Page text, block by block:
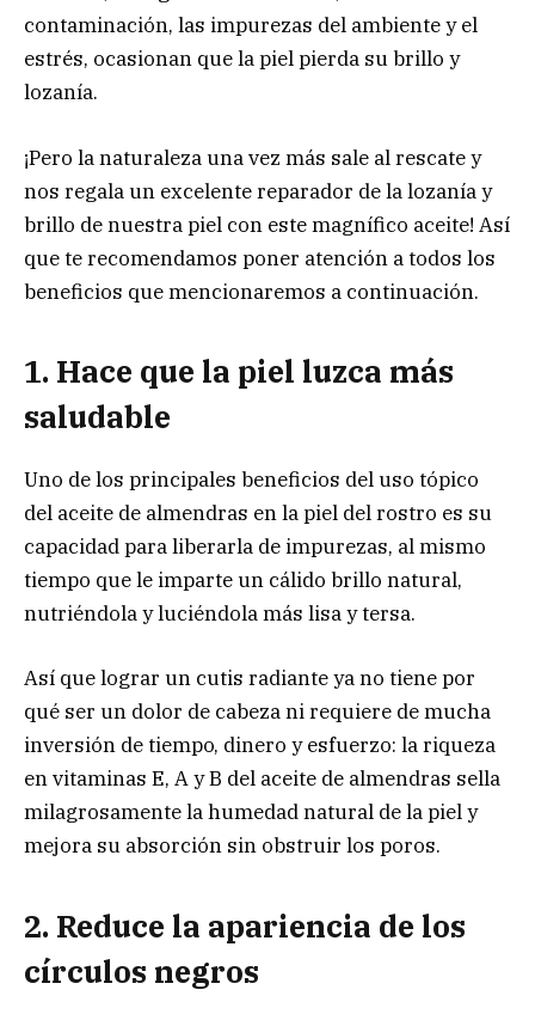
contaminación, las impurezas del ambiente y el
estrés, ocasionan que la piel pierda su brillo y
lozanía.
¡Pero la naturaleza una vez más sale al rescate y
nos regala un excelente reparador de la lozanía y
brillo de nuestra piel con este magnífico aceite! Así
que te recomendamos poner atención a todos los
beneficios que mencionaremos a continuación.
1. Hace que la piel luzca más
saludable
Uno de los principales beneficios del uso tópico
del aceite de almendras en la piel del rostro es su
capacidad para liberarla de impurezas, al mismo
tiempo que le imparte un cálido brillo natural,
nutriéndola y luciéndola más lisa y tersa.
Así que lograr un cutis radiante ya no tiene por
qué ser un dolor de cabeza ni requiere de mucha
inversión de tiempo, dinero y esfuerzo: la riqueza
en vitaminas E, A y B del aceite de almendras sella
milagrosamente la humedad natural de la piel y
mejora su absorción sin obstruir los poros.
2. Reduce la apariencia de los
círculos negros